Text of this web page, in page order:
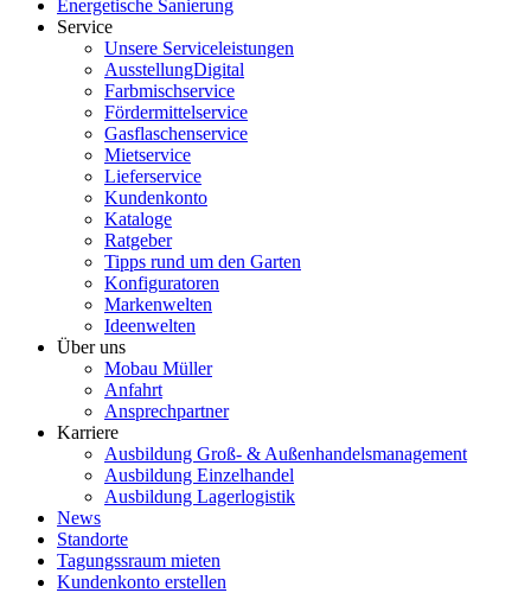
Energetische Sanierung
Service
Unsere Serviceleistungen
AusstellungDigital
Farbmischservice
Fördermittelservice
Gasflaschenservice
Mietservice
Lieferservice
Kundenkonto
Kataloge
Ratgeber
Tipps rund um den Garten
Konfiguratoren
Markenwelten
Ideenwelten
Über uns
Mobau Müller
Anfahrt
Ansprechpartner
Karriere
Ausbildung Groß- & Außenhandelsmanagement
Ausbildung Einzelhandel
Ausbildung Lagerlogistik
News
Standorte
Tagungssraum mieten
Kundenkonto erstellen